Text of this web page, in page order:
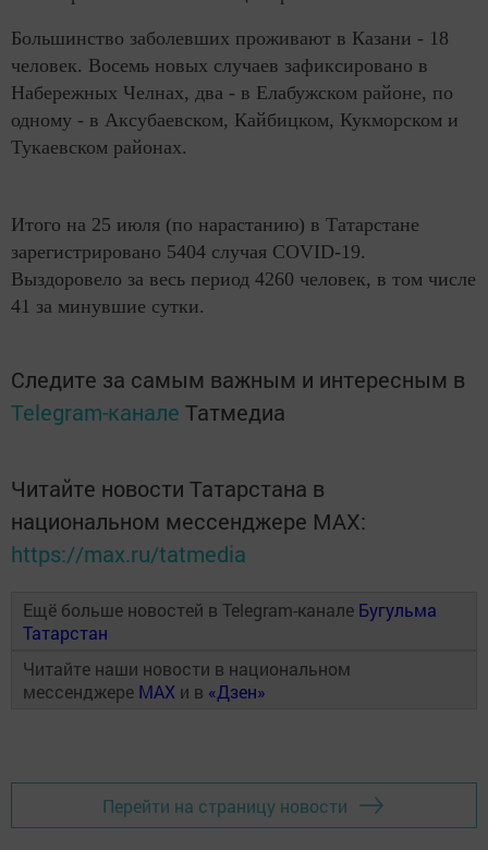
Большинство заболевших проживают в Казани - 18
человек. Восемь новых случаев зафиксировано в
Набережных Челнах, два - в Елабужском районе, по
одному - в Аксубаевском, Кайбицком, Кукморском и
Тукаевском районах.
Итого на 25 июля (по нарастанию) в Татарстане
зарегистрировано 5404 случая COVID-19.
Выздоровело за весь период 4260 человек, в том числе
41 за минувшие сутки.
Следите за самым важным и интересным в
Telegram-канале Татмедиа
Читайте новости Татарстана в
национальном мессенджере MАХ:
https://max.ru/tatmedia
Ещё больше новостей в Telegram-канале Бугульма
Татарстан
Читайте наши новости в национальном
мессенджере MAX и в «Дзен»
Перейти на страницу новости